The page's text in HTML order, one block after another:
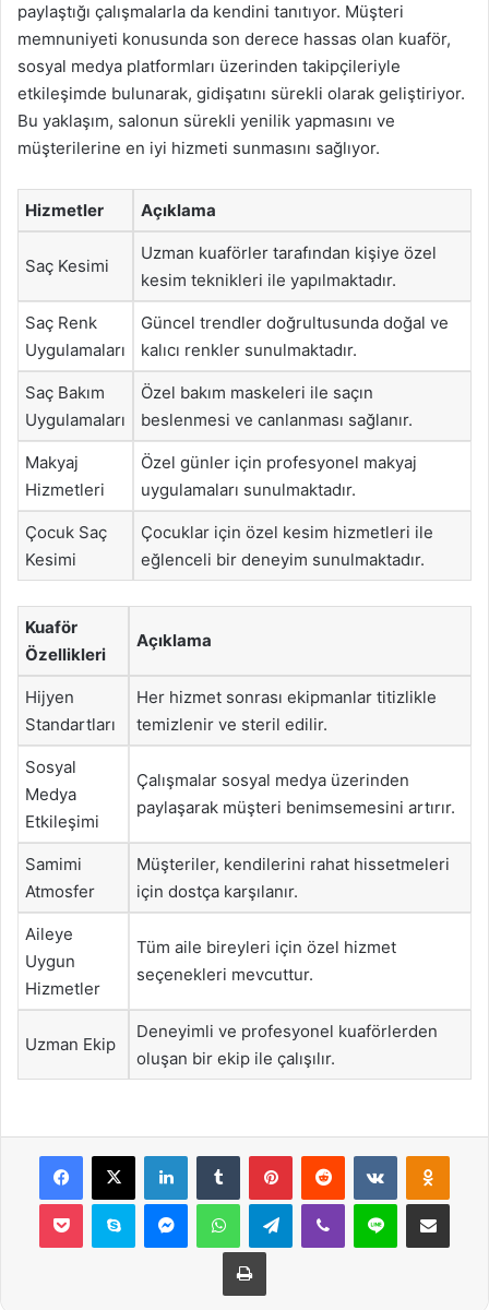
paylaştığı çalışmalarla da kendini tanıtıyor. Müşteri
memnuniyeti konusunda son derece hassas olan kuaför,
sosyal medya platformları üzerinden takipçileriyle
etkileşimde bulunarak, gidişatını sürekli olarak geliştiriyor.
Bu yaklaşım, salonun sürekli yenilik yapmasını ve
müşterilerine en iyi hizmeti sunmasını sağlıyor.
Hizmetler Açıklama
Saç Kesimi
Uzman kuaförler tarafından kişiye özel
kesim teknikleri ile yapılmaktadır.
Saç Renk
Uygulamaları
Güncel trendler doğrultusunda doğal ve
kalıcı renkler sunulmaktadır.
Saç Bakım
Uygulamaları
Özel bakım maskeleri ile saçın
beslenmesi ve canlanması sağlanır.
Makyaj
Hizmetleri
Özel günler için profesyonel makyaj
uygulamaları sunulmaktadır.
Çocuk Saç
Kesimi
Çocuklar için özel kesim hizmetleri ile
eğlenceli bir deneyim sunulmaktadır.
Kuaför
Özellikleri
Açıklama
Hijyen
Standartları
Her hizmet sonrası ekipmanlar titizlikle
temizlenir ve steril edilir.
Sosyal
Medya
Etkileşimi
Çalışmalar sosyal medya üzerinden
paylaşarak müşteri benimsemesini artırır.
Samimi
Atmosfer
Müşteriler, kendilerini rahat hissetmeleri
için dostça karşılanır.
Aileye
Uygun
Hizmetler
Tüm aile bireyleri için özel hizmet
seçenekleri mevcuttur.
Uzman Ekip
Deneyimli ve profesyonel kuaförlerden
oluşan bir ekip ile çalışılır.
Facebook
X LinkedInTumblr PinterestReddit VKontakte
Pocket Skype MessengerWhatsAppTelegramViber Line E-Posta ile
Yazdır